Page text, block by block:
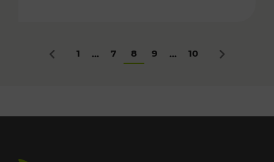
Zurück
1 ... 7 8 9 ... 10 Nächstes